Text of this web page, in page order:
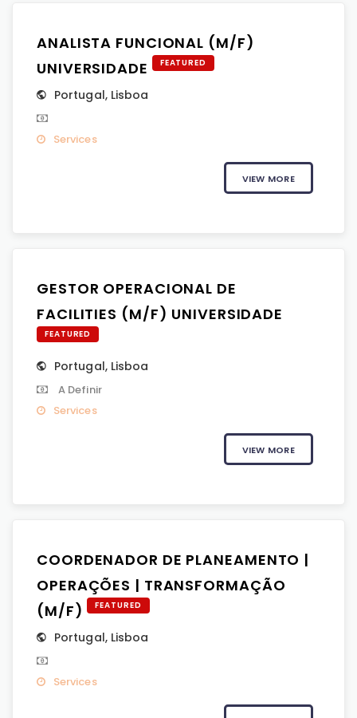
ANALISTA FUNCIONAL (M/F)
UNIVERSIDADE
FEATURED
Portugal, Lisboa
Services
VIEW MORE
GESTOR OPERACIONAL DE
FACILITIES (M/F) UNIVERSIDADE
FEATURED
Portugal, Lisboa
A Definir
Services
VIEW MORE
COORDENADOR DE PLANEAMENTO |
OPERAÇÕES | TRANSFORMAÇÃO
(M/F)
FEATURED
Portugal, Lisboa
Services